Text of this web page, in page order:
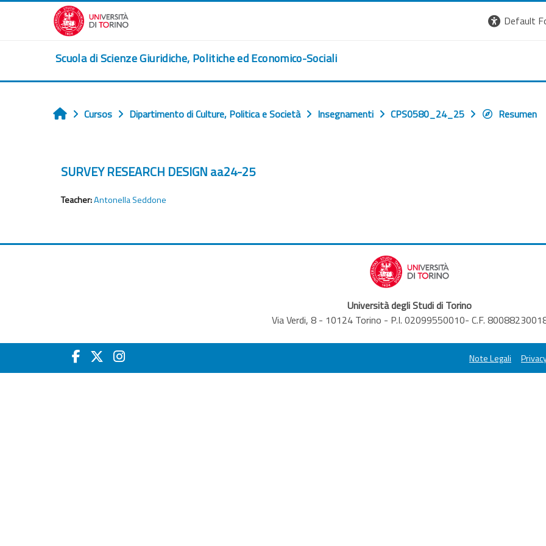
Salta al contenido principal
Default
Scuola di Scienze Giuridiche, Politiche ed Economico-Sociali
Inicio
Cursos Dipartimento di Culture, Politica e Società Insegnamenti CPS0580_24_25 Resumen
SURVEY RESEARCH DESIGN aa24-25
Teacher:Antonella Seddone
Università degli Studi di Torino
Via Verdi, 8 - 10124 Torino - P.I. 02099550010- C.F.
Note Legali